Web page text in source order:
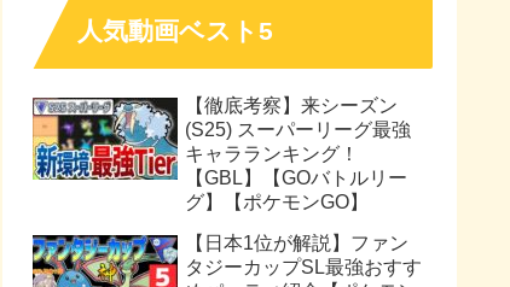
人気動画ベスト5
【徹底考察】来シーズン
(S25) スーパーリーグ最強
キャラランキング！
【GBL】【GOバトルリー
グ】【ポケモンGO】
【日本1位が解説】ファン
タジーカップSL最強おすす